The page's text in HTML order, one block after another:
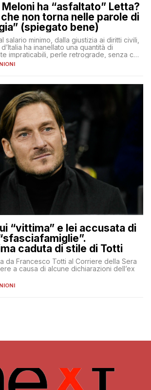
ha “asfaltato” Letta?
non torna nelle parole di
(spiegato bene)
salario minimo, dalla giustizia ai diritti civili,
ha inanellato una quantità di
impraticabili, perle retrograde, senza che
come a sinistra – glielo abbia fatto notare
“vittima” e lei accusata di
caduta di stile di Totti
da Francesco Totti al Corriere della Sera
a causa di alcune dichiarazioni dell’ex